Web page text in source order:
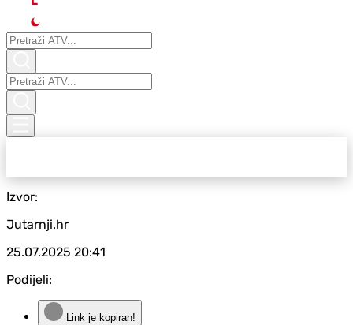
Izvor:
Jutarnji.hr
25.07.2025 20:41
Podijeli:
Link je kopiran!